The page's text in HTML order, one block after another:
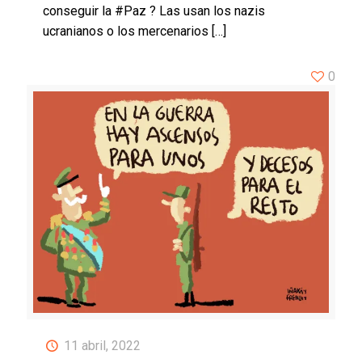
conseguir la #Paz ? Las usan los nazis
ucranianos o los mercenarios […]
11 abril, 2022
0